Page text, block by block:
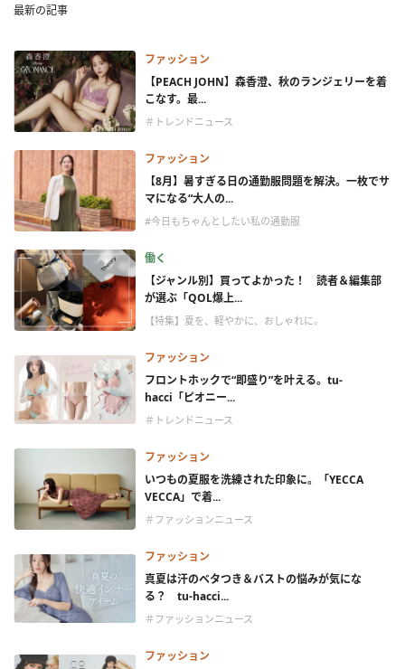
最新の記事
ファッション
【PEACH JOHN】森香澄、秋のランジェリーを着
こなす。最...
＃トレンドニュース
ファッション
【8月】暑すぎる日の通勤服問題を解決。一枚でサ
マになる“大人の...
#今日もちゃんとしたい私の通勤服
働く
【ジャンル別】買ってよかった！ 読者＆編集部
が選ぶ「QOL爆上...
【特集】夏を、軽やかに、おしゃれに。
ファッション
フロントホックで“即盛り”を叶える。tu-
hacci「ピオニー...
＃トレンドニュース
ファッション
いつもの夏服を洗練された印象に。「YECCA
VECCA」で着...
＃ファッションニュース
ファッション
真夏は汗のベタつき＆バストの悩みが気にな
る？ tu-hacci...
＃ファッションニュース
ファッション